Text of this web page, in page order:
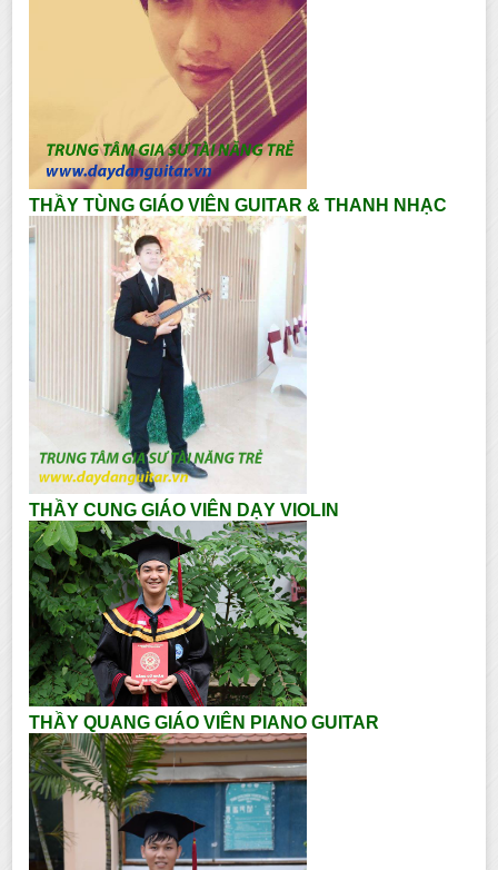
THẦY TÙNG GIÁO VIÊN GUITAR & THANH NHẠC
THẦY CUNG GIÁO VIÊN DẠY VIOLIN
THẦY QUANG GIÁO VIÊN PIANO GUITAR